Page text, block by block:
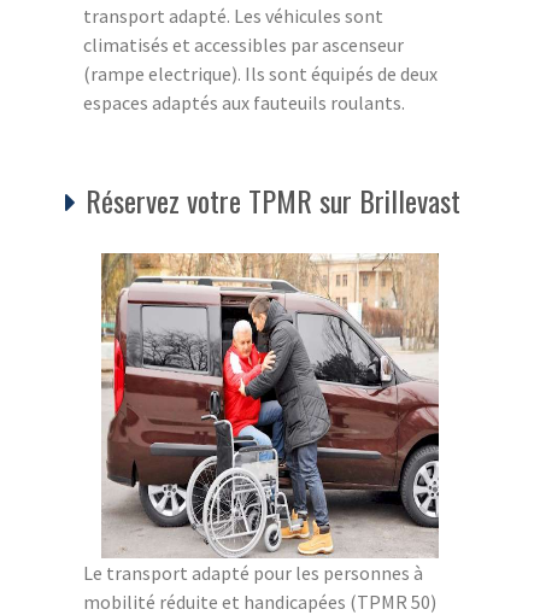
transport adapté. Les véhicules sont
climatisés et accessibles par ascenseur
(rampe electrique). Ils sont équipés de deux
espaces adaptés aux fauteuils roulants.
Réservez votre TPMR sur Brillevast
Le transport adapté pour les personnes à
mobilité réduite et handicapées (TPMR 50)